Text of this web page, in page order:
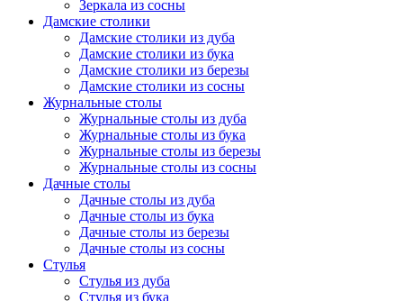
Зеркала из сосны
Дамские столики
Дамские столики из дуба
Дамские столики из бука
Дамские столики из березы
Дамские столики из сосны
Журнальные столы
Журнальные столы из дуба
Журнальные столы из бука
Журнальные столы из березы
Журнальные столы из сосны
Дачные столы
Дачные столы из дуба
Дачные столы из бука
Дачные столы из березы
Дачные столы из сосны
Стулья
Стулья из дуба
Стулья из бука